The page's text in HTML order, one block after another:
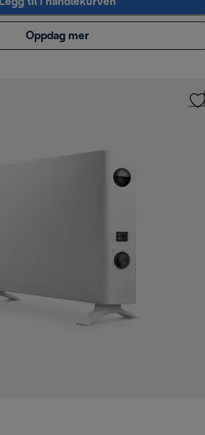
Oppdag mer